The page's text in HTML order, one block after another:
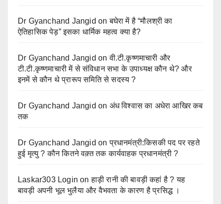
Dr Gyanchand Jangid onबघेरा में है “मौलश्री का
ऐतिहासिक पेड़” इसका धार्मिक महत्व क्या है?
Dr Gyanchand Jangid onवी.टी.कृष्णमाचारी और
टी.टी.कृष्णमाचारी में से संविधान सभा के उपाध्यक्ष कौन थे? और
इनमें से कौन थे प्रारूप समिति से सदस्य ?
Dr Gyanchand Jangid on अंध विश्वास का अधेरा आखिर कब
तक
Dr Gyanchand Jangid onप्रधानमंत्री:किसकी पद पर रहते
हुई मृत्यु ? कौन कितने वक़्त तक कार्यवाहक प्रधानमंत्री ?
Laskar303 Login onहाड़ी रानी की बावड़ी कहां है ? यह
बावड़ी अपनी भूल भुलैया और वैभवता के कारण है प्रसिद्ध ।